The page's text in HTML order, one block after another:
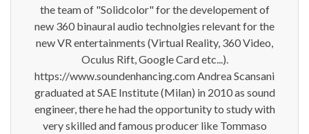
the team of "Solidcolor" for the developement of
new 360 binaural audio technolgies relevant for the
new VR entertainments (Virtual Reality, 360 Video,
Oculus Rift, Google Card etc...).
https://www.soundenhancing.com Andrea Scansani
graduated at SAE Institute (Milan) in 2010 as sound
engineer, there he had the opportunity to study with
very skilled and famous producer like Tommaso